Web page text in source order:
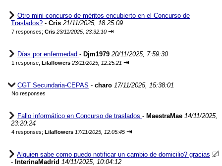
Otro mini concurso de méritos encubierto en el Concurso de
Traslados? - Cris 21/11/2025, 18:25:09
7 responses; Cris 23/11/2025, 23:32:10 ⇥
Días por enfermedad - Djm1979 20/11/2025, 7:59:30
1 response; Lilaflowers 23/11/2025, 12:25:21 ⇥
CGT Secundaria-CEPAS - charo 17/11/2025, 15:38:01
No responses
Fallo informático en Concurso de traslados - MaestraMae 14/11/2025,
23:20:24
4 responses; Lilaflowers 17/11/2025, 12:05:45 ⇥
Alguien sabe como puedo notificar un cambio de domicilio? gracias
- InterinaMadrid 14/11/2025, 10:04:12